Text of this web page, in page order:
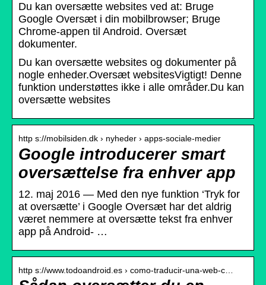
Du kan oversætte websites ved at: Bruge
Google Oversæt i din mobilbrowser; Bruge
Chrome-appen til Android. Oversæt
dokumenter.
Du kan oversætte websites og dokumenter på
nogle enheder.Oversæt websitesVigtigt! Denne
funktion understøttes ikke i alle områder.Du kan
oversætte websites
http s://mobilsiden.dk › nyheder › apps-sociale-medier
Google introducerer smart
oversættelse fra enhver app
12. maj 2016 — Med den nye funktion ‘Tryk for
at oversætte’ i Google Oversæt har det aldrig
været nemmere at oversætte tekst fra enhver
app på Android- …
http s://www.todoandroid.es › como-traducir-una-web-c…